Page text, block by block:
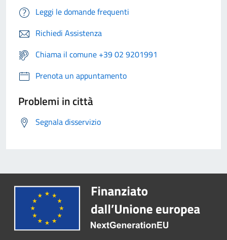
Leggi le domande frequenti
Richiedi Assistenza
Chiama il comune +39 02 9201991
Prenota un appuntamento
Problemi in città
Segnala disservizio